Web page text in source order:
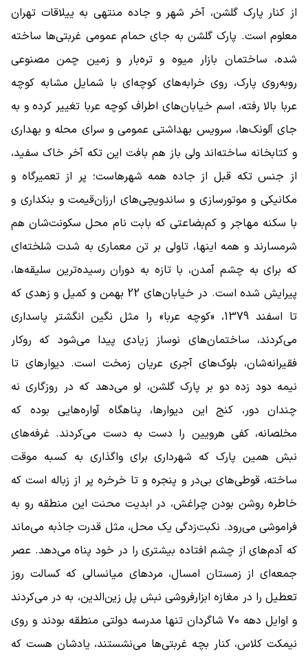
از کنار پارک گلشن، آخر شهر و جاده منتهی به ییلاقات تهران
معلوم است. پارک گلشن به جای حمام عمومی غربتی‌ها ساخته
شده، ساختمان بازار میوه و تره‌بار و زمین چمن مصنوعی
روبه‌روی پارک، روی خرابه‌های کوچه‌ای با شمایل مشابه کوچه
عربا بالا رفته، اسم خیابان‌های اطراف کوچه عربا تغییر کرده و به
جای آلونک‌ها، سرویس بهداشتی عمومی و سرای محله و بهداری
و کتابخانه ساخته‌اند ولی باز هم بافت این تکه آخر خاک سفید،
از جنس تکه قبل از جاده همه شهرهاست؛ پر از تعمیرگاه و
مکانیکی و موتورسازی و ساندویچی‌های ارزان‌قیمت و بنکداری و
با سکنه مهاجر و کم‌بضاعتی که بابت نام محل سکونت‌شان هم
شرمسارند و همه اینها، تاولی بر تن معماری به ‌شدت شلخته‌ای
که برای به چشم آمدن، با تازه به دوران رسیده‌ترین سلیقه‌ها،
پیرایش شده است. در خیابان‌های 22 بهمن و کمیل و زهدی که
تا اسفند 1379، «کوچه عربا» را مثل نگین انگشتر پاسداری
می‌کردند، ساختمان‌های نوساز زیادی پیدا می‌شود که روکار
فقیرانه‌شان، بلوک‌های آجری عریان زمخت است. دیوارهای تا
نیمه دود زده دو بر پارک گلشن، لو می‌دهد که در روزگاری نه
چندان دور، کنج این دیوارها، پناهگاه آواره‌هایی بوده که
مخلصانه، کفی هرویین را دست به دست می‌کردند. غرفه‌های
نبش همین پارک که شهرداری برای واگذاری به کسبه موقت
ساخته، قوطی‌های بی‌در و پنجره و تا خرخره پر از زباله است که
خاطره روشن بودن چراغش، در ابدیت محنت این منطقه رو به
فراموشی می‌رود. نکبت‌زدگی یک محل، مثل قدرت جاذبه می‌ماند
که آدم‌های از چشم افتاده بیشتری را در خود پناه می‌دهد. عصر
جمعه‌ای از زمستان امسال، مردهای میانسالی که کسالت روز
تعطیل را در مغازه ابزارفروشی نبش پل زین‌الدین، به در می‌کردند
و اوایل دهه 70 شاگردان تنها مدرسه دولتی منطقه بودند و روی
نیمکت کلاس، کنار بچه غربتی‌ها می‌نشستند، یادشان هست که